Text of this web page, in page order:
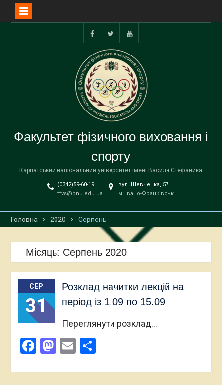
FacebookTwitter YouTube
Факультет фізичного виховання і
спорту
Карпатський національний університет імені Василя Стефаника
(0342)59-60-19
ffvs@pnu.edu.ua
вул. Шевченка, 57
м. Івано-Франківськ
Головна 2020 Серпень
Місяць: Серпень 2020
СЕР
31
Розклад начитки лекцій на
період із 1.09 по 15.09
Переглянути розклад…
Facebook
Mastodon
EmailПоділитися